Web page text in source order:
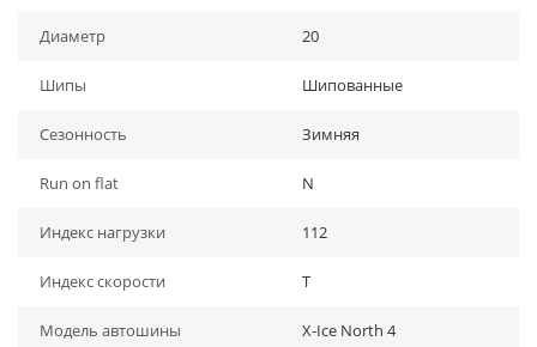
Диаметр 20
Шипы Шипованные
Сезонность Зимняя
Run on flat N
Индекс нагрузки 112
Индекс скорости T
Модель автошины X-Ice North 4